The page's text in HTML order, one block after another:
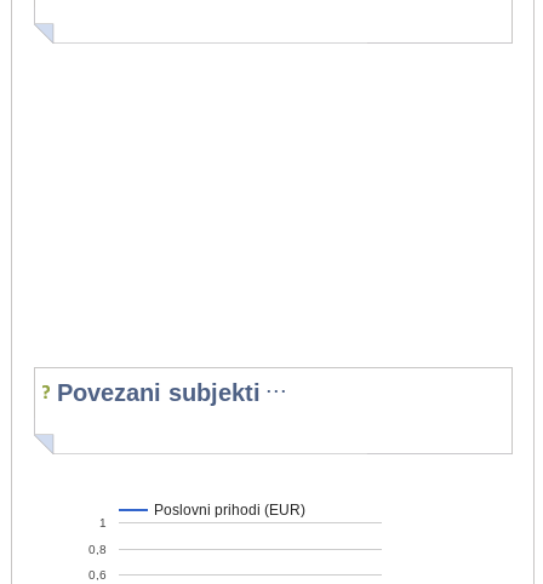
Povezani subjekti ...
Poslovni prihodi (EUR)
0,6
0,8
1